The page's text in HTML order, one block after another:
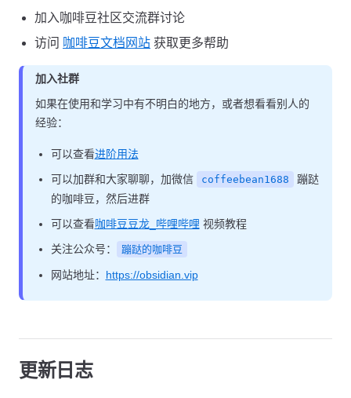
加入咖啡豆社区交流群讨论
访问 咖啡豆文档网站 获取更多帮助
加入社群
如果在使用和学习中有不明白的地方，或者想看看别人的
经验：
可以查看进阶用法
可以加群和大家聊聊，加微信
coffeebean1688
蹦跶
的咖啡豆，然后进群
可以查看咖啡豆豆龙_哔哩哔哩 视频教程
关注公众号：
蹦跶的咖啡豆
网站地址： https://obsidian.vip
更新日志